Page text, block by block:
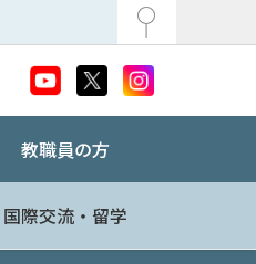
教職員の方
国際交流・留学